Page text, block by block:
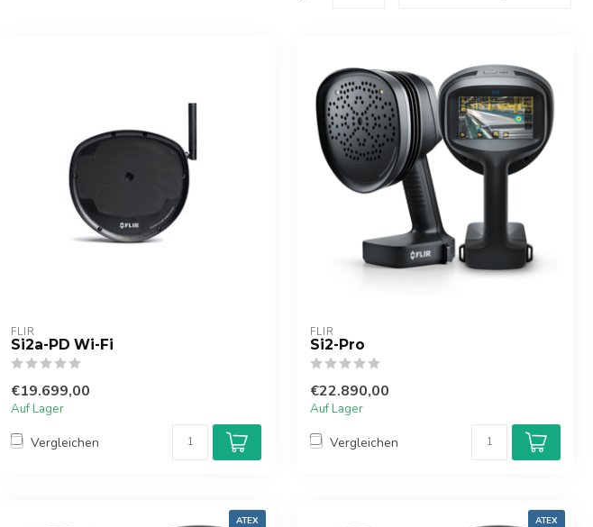
FLIR
Si2a-PD Wi-Fi
€19.699,00
Auf Lager
Vergleichen
FLIR
Si2-Pro
€22.890,00
Auf Lager
Vergleichen
ATEX ATEX